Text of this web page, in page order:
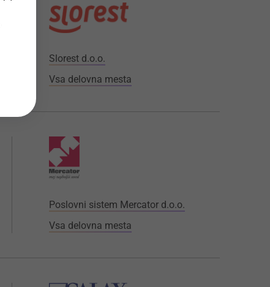
Slorest d.o.o.
Vsa delovna mesta
Poslovni sistem Mercator d.o.o.
Vsa delovna mesta